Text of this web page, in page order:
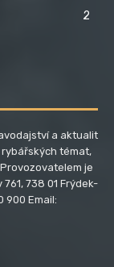
2
a aktualit
témat,
je
738 01 Frýdek-
900 Email: